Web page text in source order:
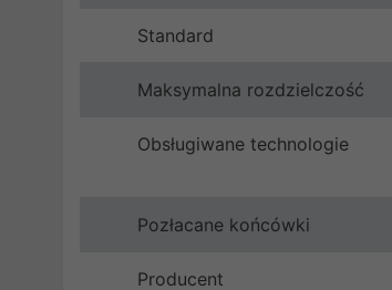
Standard
Maksymalna rozdzielczość
Obsługiwane technologie
Pozłacane końcówki
Producent